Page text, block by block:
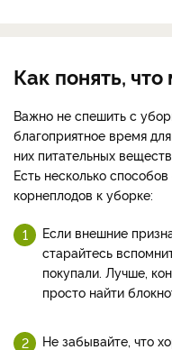
Как понять,
Важно не спешить с
благоприятное время
них питательных
Есть несколько
корнеплодов к уборке:
Если внешние
старайтесь
покупали. Лучше,
просто найти
Не забывайте, что